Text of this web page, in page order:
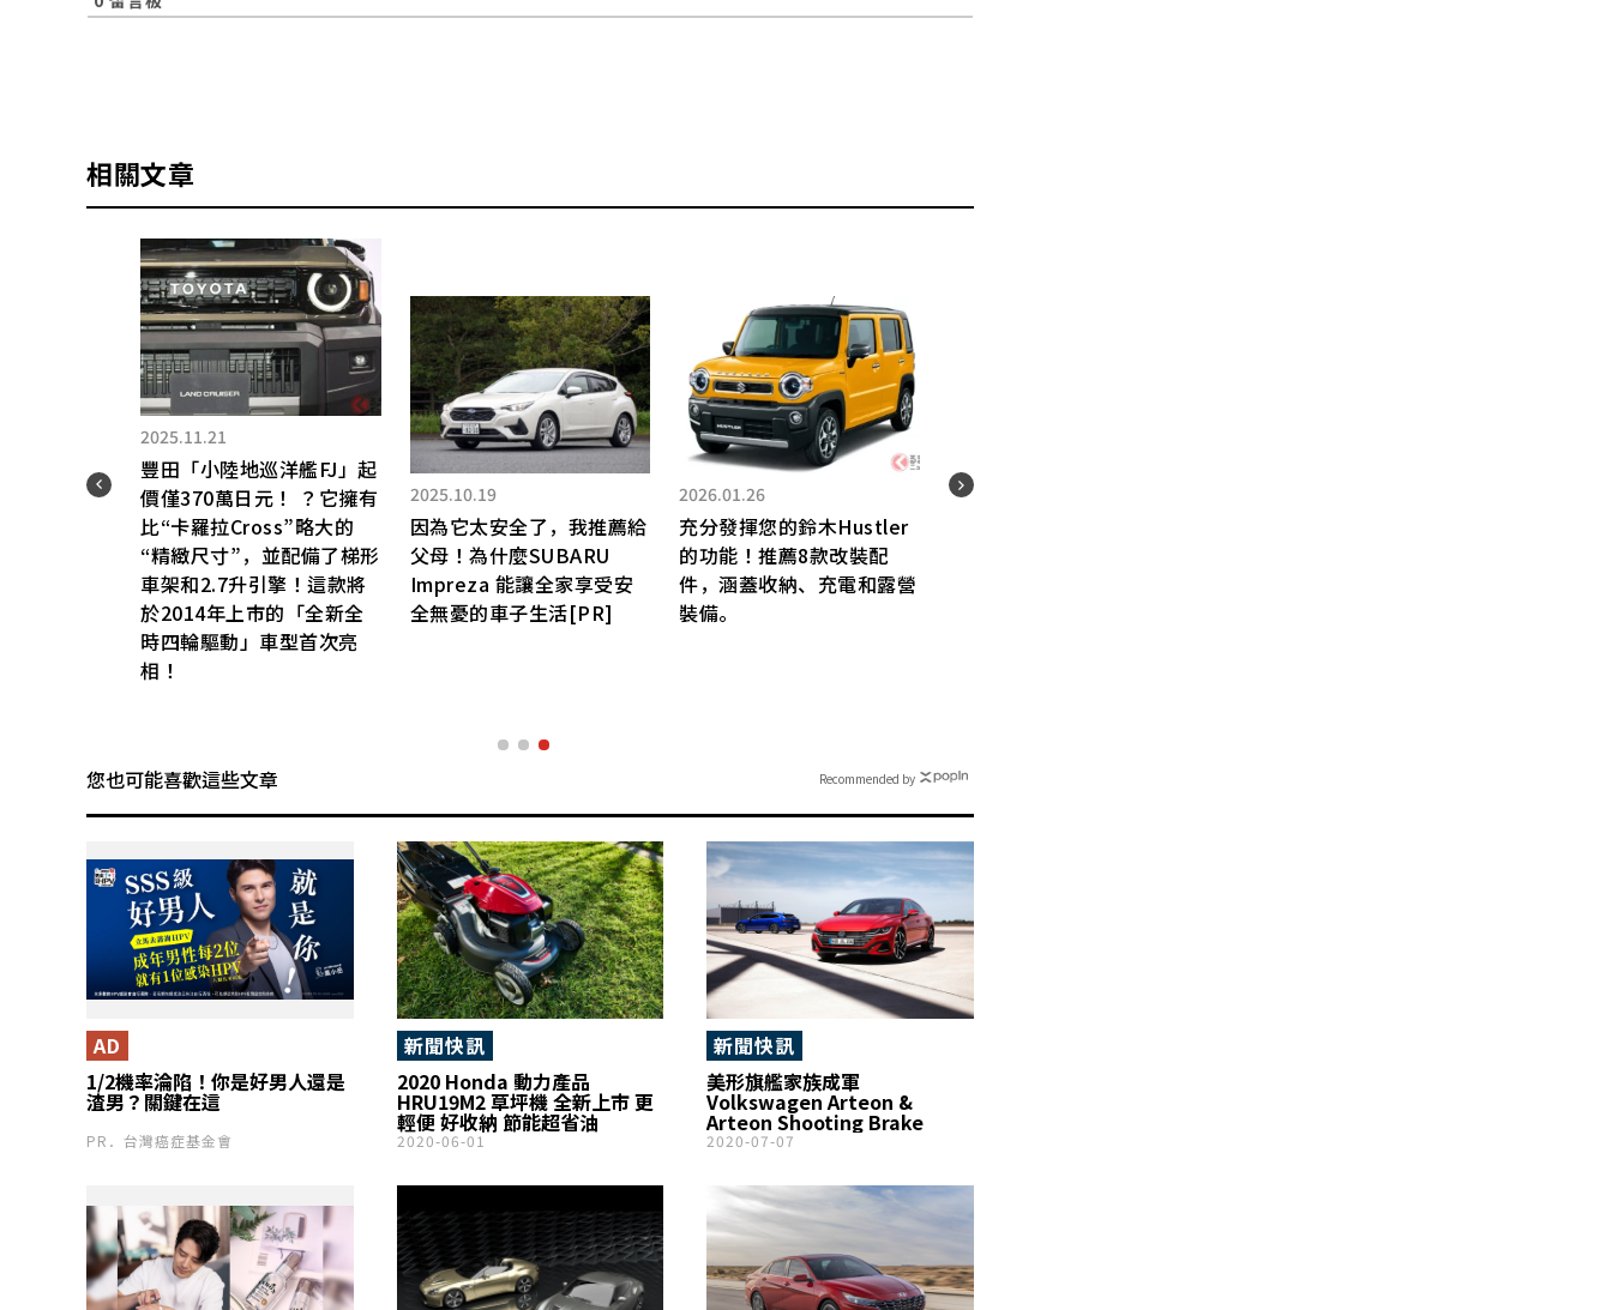
相關文章
2025.11.21
豐田「小陸地巡洋艦FJ」起
價僅370萬日元！ ？它擁有
比“卡羅拉Cross”略大的
“精緻尺寸”，並配備了梯形
車架和2.7升引擎！這款將
於2014年上市的「全新全
時四輪驅動」車型首次亮
相！
2025.10.19
因為它太安全了，我推薦給
父母！為什麼SUBARU
Impreza 能讓全家享受安
全無憂的車子生活[PR]
2026.01.26
充分發揮您的鈴木Hustler
的功能！推薦8款改裝配
件，涵蓋收納、充電和露營
裝備。
您也可能喜歡這些文章
1/2機率淪陷！你是好男人還是
渣男？關鍵在這
AD
PR．台灣癌症基金會
2020 Honda 動力產品
HRU19M2 草坪機 全新上市 更
輕便 好收納 節能超省油
新聞快訊
2020-06-01
美形旗艦家族成軍
Volkswagen Arteon &
Arteon Shooting Brake
新聞快訊
2020-07-07
Recommended by